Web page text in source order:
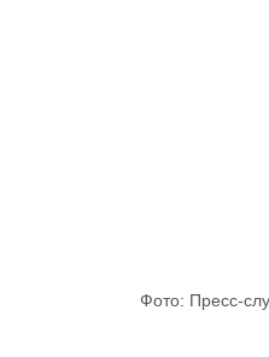
Фото: Пресс-